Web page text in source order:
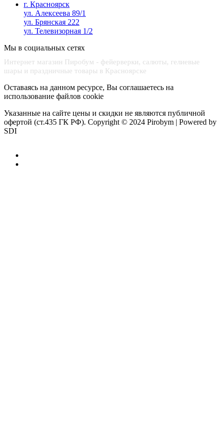
г. Красноярск
ул. Алексеева 89/1
ул. Брянская 222
ул. Телевизорная 1/2
Мы в социальных сетях
Интернет магазин Пиробум - фейерверки, салюты, гелиевые
шары и праздничные товары в Красноярске
Оставаясь на данном ресурсе, Вы соглашаетесь на
использование файлов cookie
Указанные на сайте цены и скидки не являются публичной
офертой (ст.435 ГК РФ). Copyright © 2024 Pirobym | Powered by
SDI